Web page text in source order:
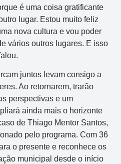
é uma coisa gratificante
lugar. Estou muito feliz
nova cultura e vou poder
vários outros lugares. E isso
juntos levam consigo a
Ao retornarem, trarão
perspectivas e um
ainda mais o horizonte
de Thiago Mentor Santos,
pelo programa. Com 36
o presente e reconhece os
municipal desde o início